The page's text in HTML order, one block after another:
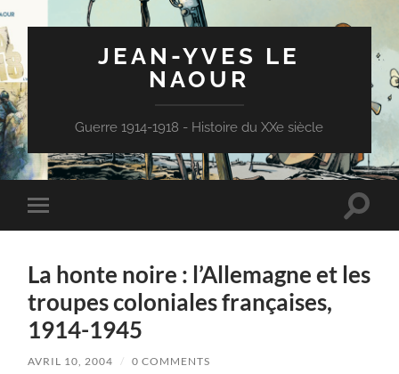
JEAN-YVES LE
NAOUR
Guerre 1914-1918 - Histoire du XXe siècle
Toggle
mobile
Toggle
La honte noire : l’Allemagne et les
troupes coloniales françaises,
1914-1945
AVRIL 10, 2004 / 0 COMMENTS